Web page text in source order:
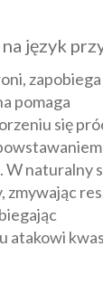
język
zapobiega
pomaga
się
W naturalny
zmywając
atakowi